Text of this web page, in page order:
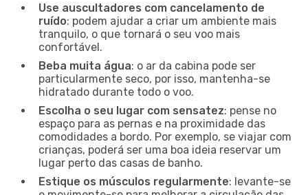
Use auscultadores com cancelamento de
ruído: podem ajudar a criar um ambiente mais
tranquilo, o que tornará o seu voo mais
confortável.
Beba muita água: o ar da cabina pode ser
particularmente seco, por isso, mantenha-se
hidratado durante todo o voo.
Escolha o seu lugar com sensatez: pense no
espaço para as pernas e na proximidade das
comodidades a bordo. Por exemplo, se viajar com
crianças, poderá ser uma boa ideia reservar um
lugar perto das casas de banho.
Estique os músculos regularmente: levante-se